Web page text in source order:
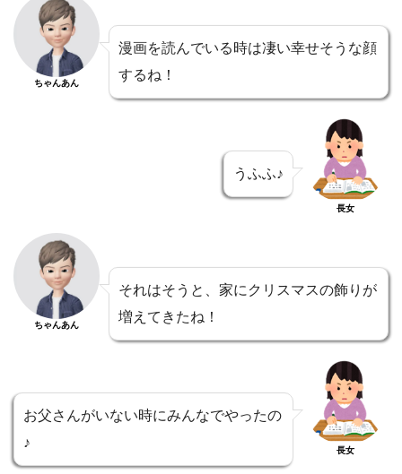
ちゃんあん
漫画を読んでいる時は凄い幸せそうな顔
するね！
うふふ♪
長女
ちゃんあん
それはそうと、家にクリスマスの飾りが
増えてきたね！
お父さんがいない時にみんなでやったの
♪
長女